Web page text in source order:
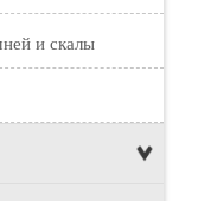
и скалы